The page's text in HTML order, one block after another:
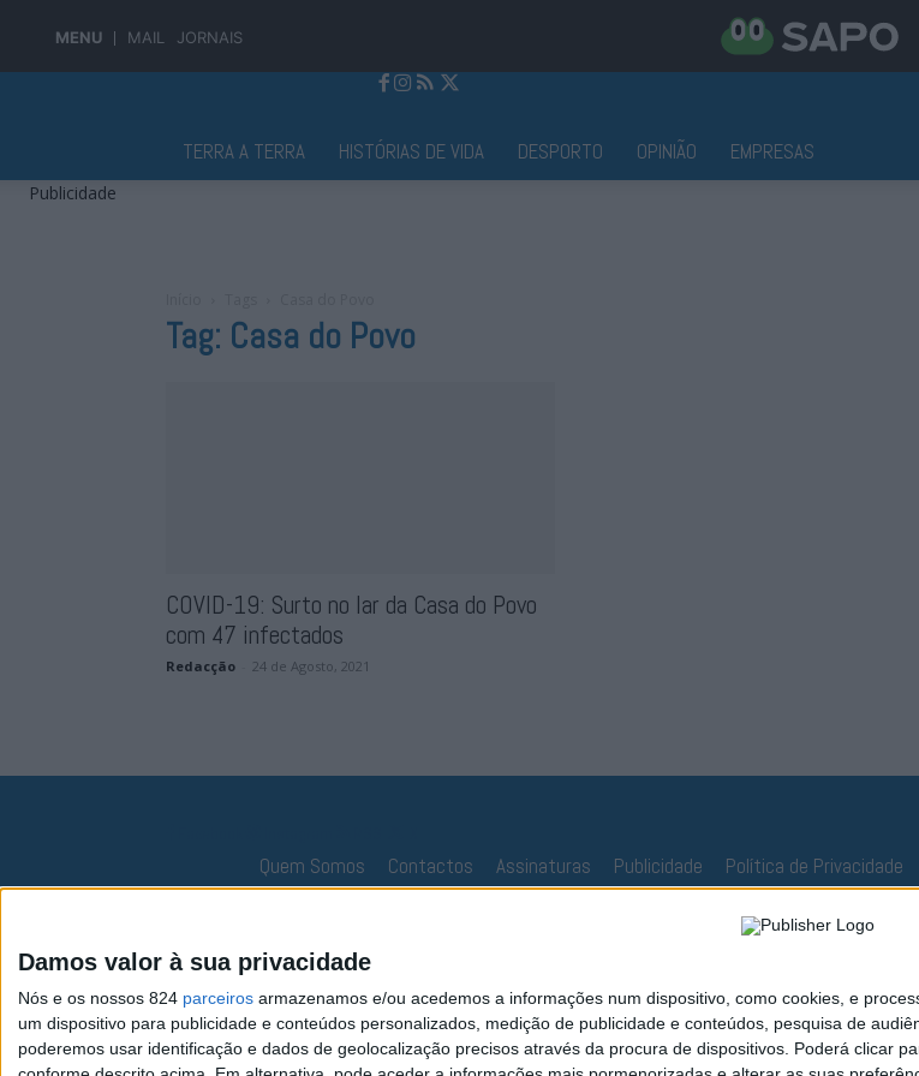
Damos valor à sua privacidade
Nós e os nossos 824 parceiros armazenamos e/ou acedemos a informações num dispositivo, como cookies, e
um dispositivo para publicidade e conteúdos personalizados, medição de publicidade e conteúdos, pesquisa de
poderemos usar identificação e dados de geolocalização precisos através da procura de dispositivos. Poderá clicar
MENU MAIL JORNAIS
TERRA A TERRA HISTÓRIAS DE VIDA DESPORTO OPINIÃO EMPRESAS
Publicidade
Tag: Casa do Povo
COVID-19: Surto no lar da Casa do Povo
com 47 infectados
Redacção 24 de Agosto, 2021
Quem Somos Contactos Assinaturas Publicidade Política de Privacidade